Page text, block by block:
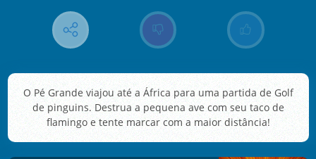
O Pé Grande viajou até a África para uma partida de Golf
de pinguins. Destrua a pequena ave com seu taco de
flamingo e tente marcar com a maior distância!